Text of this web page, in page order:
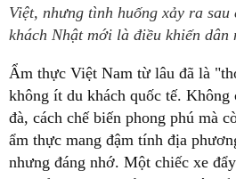
Việt, nhưng tình huống xảy ra
khách Nhật mới là điều khiến dân
Ẩm thực Việt Nam từ lâu đã là
không ít du khách quốc tế.
đà, cách chế biến phong phú mà
ẩm thực mang đậm tính địa
nhưng đáng nhớ. Một chiếc xe